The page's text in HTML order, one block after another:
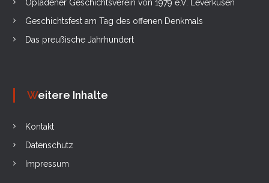
Opladener Geschichtsverein von 1979 e.V. Leverkusen
Geschichtsfest am Tag des offenen Denkmals
Das preußische Jahrhundert
Weitere Inhalte
Kontakt
Datenschutz
Impressum